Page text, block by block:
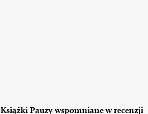
Książki Pauzy wspomniane w recenzji